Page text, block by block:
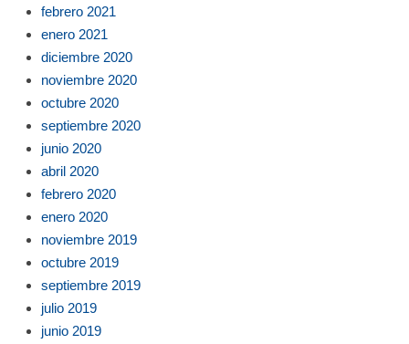
febrero 2021
enero 2021
diciembre 2020
noviembre 2020
octubre 2020
septiembre 2020
junio 2020
abril 2020
febrero 2020
enero 2020
noviembre 2019
octubre 2019
septiembre 2019
julio 2019
junio 2019